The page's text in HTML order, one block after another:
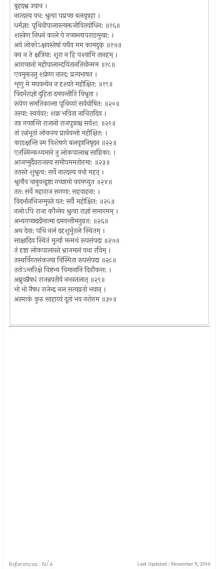
बृहदश्व उवाच ।
नारदस्य वच: श्रुत्वा पप्रच्छ बलवृत्रहा ।
धर्मज्ञा: पृथिवीपालास्त्यक्तजीवितयोधिन: ॥१६॥
शस्त्रेण निधनं काले ये गच्छन्त्यपराङमुखा: ।
अयं लोकोऽक्षयस्तेषां यथैव मम कामदुक् ॥१७॥
क्व न ते क्षत्रिया: शूरा न हि पश्यामि तानहम् ।
आगच्छतो महीपालान्दयितानतिथीन्मम ॥१८॥
एवमुक्तस्तु शक्रेण नारद: प्रत्यभाषत ।
शृणु मे मघवन्येन न दृश्यते महीक्षित: ॥१९॥
विदर्भराज्ञो दुहिता दमयन्तीति विश्रुता ।
रूपेण समतिकान्ता पृथिव्यां सर्वयोषित: ॥२०॥
तस्या: स्वयंवर: शक्र भविता नाचिरादिव ।
तत्र गच्छन्ति राजानो राजपुत्राश्च सर्वश: ॥२१॥
तां रत्नंभूतां लोकस्य प्रार्थयन्तो महीक्षित: ।
काङक्षन्ति स्म विशेषणे बलवृत्रनिषूदन ॥२२॥
एतस्मिन्कथ्यमाने तु लोकपालाश्च साग्निका: ।
आजग्मुर्दैवराजस्य समीपममतोत्तमा: ॥२३॥
ततस्ते शुश्रुत्व: सर्वे नारदस्य वचो महत् ।
श्रुत्वैव चाबुवन्हृष्टा गच्छामो वयमप्युत ॥२४॥
तत: सर्वे महाराज सगणा: सहवाहना: ।
विदर्भानभिजग्मुस्ते यत: सर्वै महीक्षित: ॥२५॥
नलो‍ऽपि राजा कौन्तेय श्रुत्वा राज्ञां समागमम् ।
अभ्यगच्छददीनात्मा दमयन्तीमनुव्रत: ॥२६॥
अथ देवा: पथि नलं ददृशुर्भूतले स्थितम् ।
साक्षादिव स्थितं मूर्त्या मन्मथं रूपसंपदा ॥२७॥
तं दृष्टा लोकपालास्ते भ्राजमानं यथा रविम् ।
तस्थर्विगतसंकल्पा विस्मिता रूपसंपदा ॥२८॥
ततोऽन्तरिक्षे विष्टभ्य विमानानि दिवौकस: ।
अब्रुवन्नैषधं राजन्नवतीर्य नभस्तलात् ॥२९॥
भो भो नैषध राजेन्द्र नल सत्यव्रतो भवान् ।
अस्माकं कुरु साहाय्यं दूतो भव नरोत्तम ॥३०॥
References : N/A Last Updated : November 11, 2016